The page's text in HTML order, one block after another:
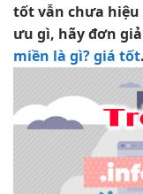
tốtvẫn chưa hiệu
ưu gì, hãyđơn
miền là gì? giá tốt.